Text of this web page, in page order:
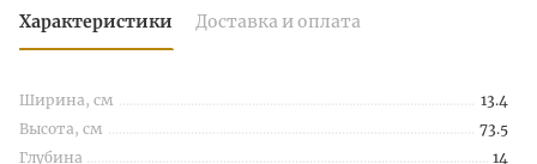
Характеристики Доставка и оплата
Ширина, см
13.4
Высота, см
73.5
Глубина
14